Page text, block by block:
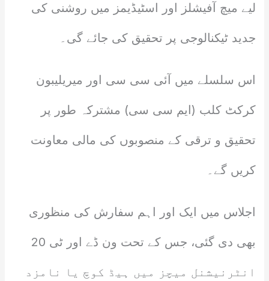
لیے میچ آفیشلز اور اسٹیڈیمز میں روشنی کی
جدید ٹیکنالوجی پر تحقیق کی جائے گی۔
اس سلسلے میں آئی سی سی اور میریلیبون
کرکٹ کلب (ایم سی سی) مشترکہ طور پر
تحقیق و ترقی کے منصوبوں کی مالی معاونت
کریں گے۔
اجلاس میں ایک اور اہم سفارش کی منظوری
بھی دی گئی، جس کے تحت ون ڈے اور ٹی 20
انٹرنیشنل میچز میں ہیڈ کوچ یا نامزد